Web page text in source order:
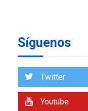
2
Síguenos
Twitter
Youtube